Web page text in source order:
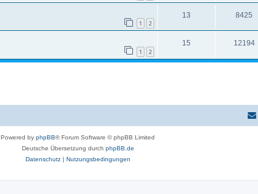
1 2
13 8425
1 2
15 12194
Powered by phpBB® Forum Software © phpBB Limited
Deutsche Übersetzung durch phpBB.de
Datenschutz| Nutzungsbedingungen